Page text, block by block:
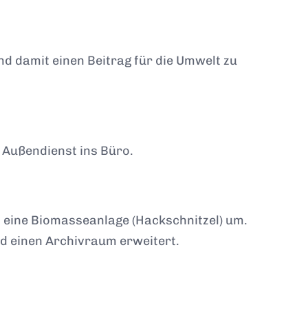
damit einen Beitrag für die Umwelt zu
ins Büro.
Biomasseanlage (Hackschnitzel) um.
einen Archivraum erweitert.